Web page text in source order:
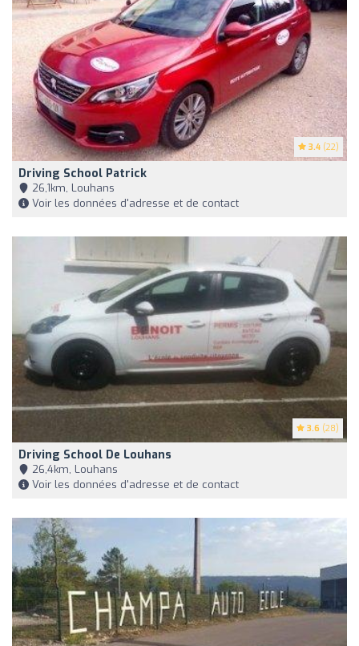
3.4 (22)
Driving School Patrick
26,1km, Louhans
Voir les données d'adresse et de contact
3.6 (28)
Driving School De Louhans
26,4km, Louhans
Voir les données d'adresse et de contact